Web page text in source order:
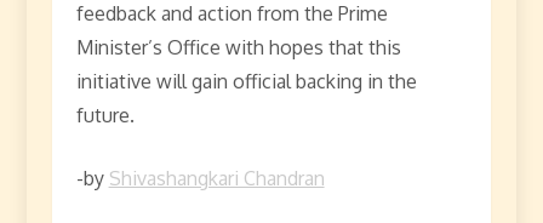
feedback and action from the Prime
Minister’s Office with hopes that this
initiative will gain official backing in the
future.
-by Shivashangkari Chandran